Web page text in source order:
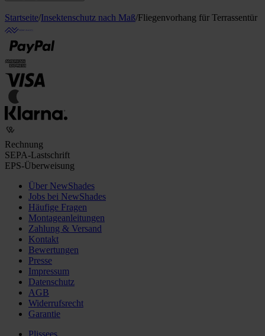
Startseite/Insektenschutz nach Maß/Fliegenvorhang für Terrassentür
Rechnung
SEPA-Lastschrift
EPS-Überweisung
Über NewShades
Jobs bei NewShades
Häufige Fragen
Montageanleitungen
Zahlung & Versand
Kontakt
Bewertungen
Presse
Impressum
Datenschutz
AGB
Widerrufsrecht
Garantie
Plissees